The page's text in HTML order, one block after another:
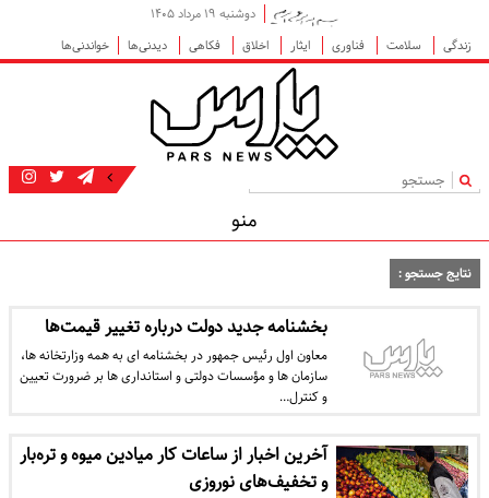
دوشنبه ۱۹ مرداد ۱۴۰۵
زندگی
سلامت فناوری ایثار اخلاق فکاهی دیدنی‌ها خواندنی‌ها
|
منو
نتایج جستجو :
بخشنامه جدید دولت درباره تغییر قیمت‌ها
معاون اول رئیس جمهور در بخشنامه ای به همه وزارتخانه ها،
سازمان ها و مؤسسات دولتی و استانداری ها بر ضرورت تعیین
و کنترل…
آخرین اخبار از ساعات کار میادین میوه و تره‌بار
و تخفیف‌های نوروزی